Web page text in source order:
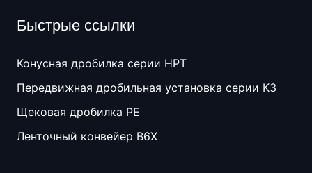
Быстрые ссылки
Конусная дробилка серии HPT
Передвижная дробильная установка серии K3
Щековая дробилка PE
Ленточный конвейер B6X